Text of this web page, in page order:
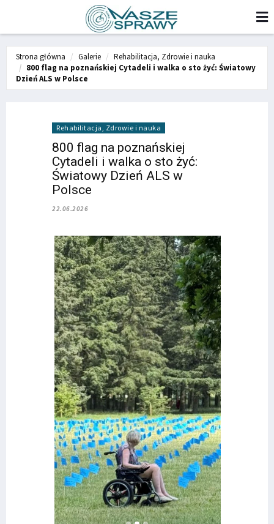
Strona główna Galerie
Rehabilitacja, Zdrowie i nauka
800 flag na poznańskiej Cytadeli i walka o sto żyć: Światowy
Dzień ALS w Polsce
Rehabilitacja, Zdrowie i nauka
800 flag na poznańskiej
Cytadeli i walka o sto żyć:
Światowy Dzień ALS w
Polsce
22.06.2026